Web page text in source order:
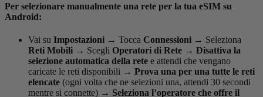
Per selezionare manualmente una rete per la tua eSIM su
Android:
Vai su Impostazioni → Tocca Connessioni → Seleziona
Reti Mobili → Scegli Operatori di Rete → Disattiva la
selezione automatica della rete e attendi che vengano
caricate le reti disponibili → Prova una per una tutte le reti
elencate (ogni volta che ne selezioni una, attendi 30 secondi
mentre si connette) → Seleziona l’operatore che offre il